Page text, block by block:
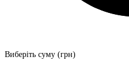
Виберіть суму (грн)